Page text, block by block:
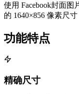
使用 Facebook封面图
的 1640×856 像素尺
功能特点
精确尺寸